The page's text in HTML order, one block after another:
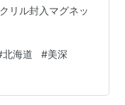
リル封入マグネッ
北海道 #美深